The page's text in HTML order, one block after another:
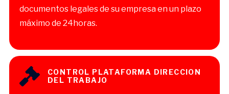
documentos legales de su empresa en un plazo
máximo de 24horas.
CONTROL PLATAFORMA DIRECCION
DEL TRABAJO